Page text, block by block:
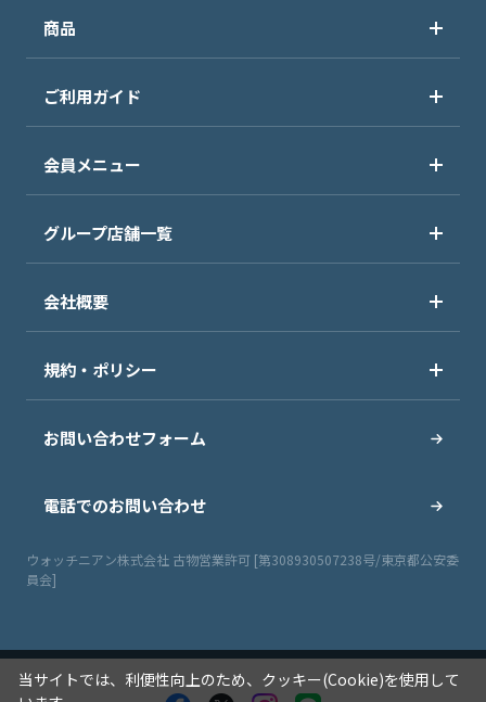
商品
ご利用ガイド
会員メニュー
グループ店舗一覧
会社概要
規約・ポリシー
お問い合わせフォーム
電話でのお問い合わせ
ウォッチニアン株式会社 古物営業許可 [第308930507238号/東京都公安委
員会]
当サイトでは、利便性向上のため、クッキー(Cookie)を使用して